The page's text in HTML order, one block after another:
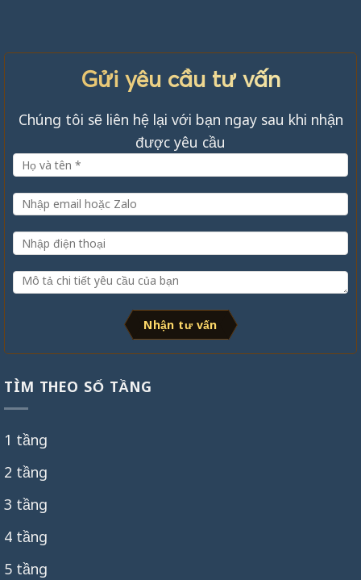
Gửi yêu cầu tư vấn
Chúng tôi sẽ liên hệ lại với bạn ngay sau khi nhận
được yêu cầu
Nhận tư vấn
TÌM THEO SỐ TẦNG
1 tầng
2 tầng
3 tầng
4 tầng
5 tầng